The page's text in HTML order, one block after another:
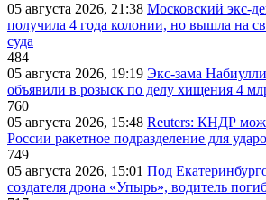
05 августа 2026, 21:38 Московский экс-
получила 4 года колонии, но вышла на
суда
484
05 августа 2026, 19:19 Экс-зама
объявили в розыск по делу хищения 4
760
05 августа 2026, 15:48 Reuters: КНДР
России ракетное подразделение для
749
05 августа 2026, 15:01 Под
создателя дрона «Упырь», водитель